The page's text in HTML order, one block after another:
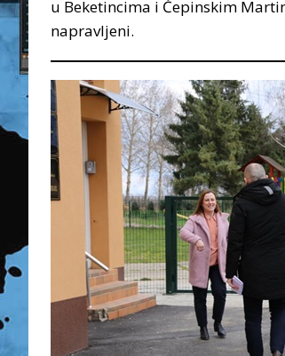
u Beketincima i Čepinskim
napravljeni.